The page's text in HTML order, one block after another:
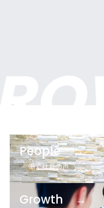
People →
－ 働く社員の声
Growth →